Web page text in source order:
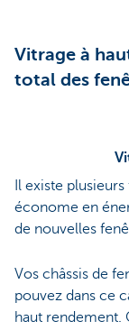
Vitrage à
total des
Il existe
économe en
de nouvelles
Vos châssis de
pouvez dans ce
haut rendement.